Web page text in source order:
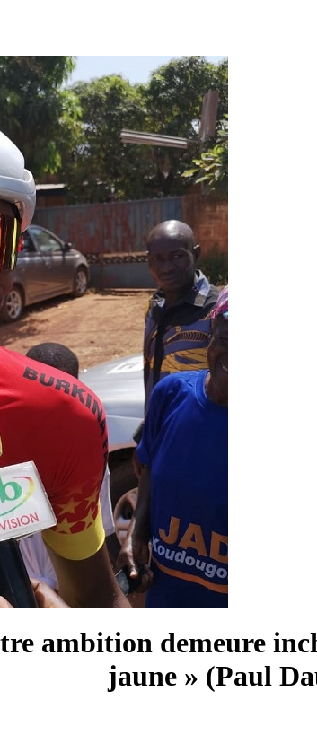
ambition demeure
jaune » (Paul